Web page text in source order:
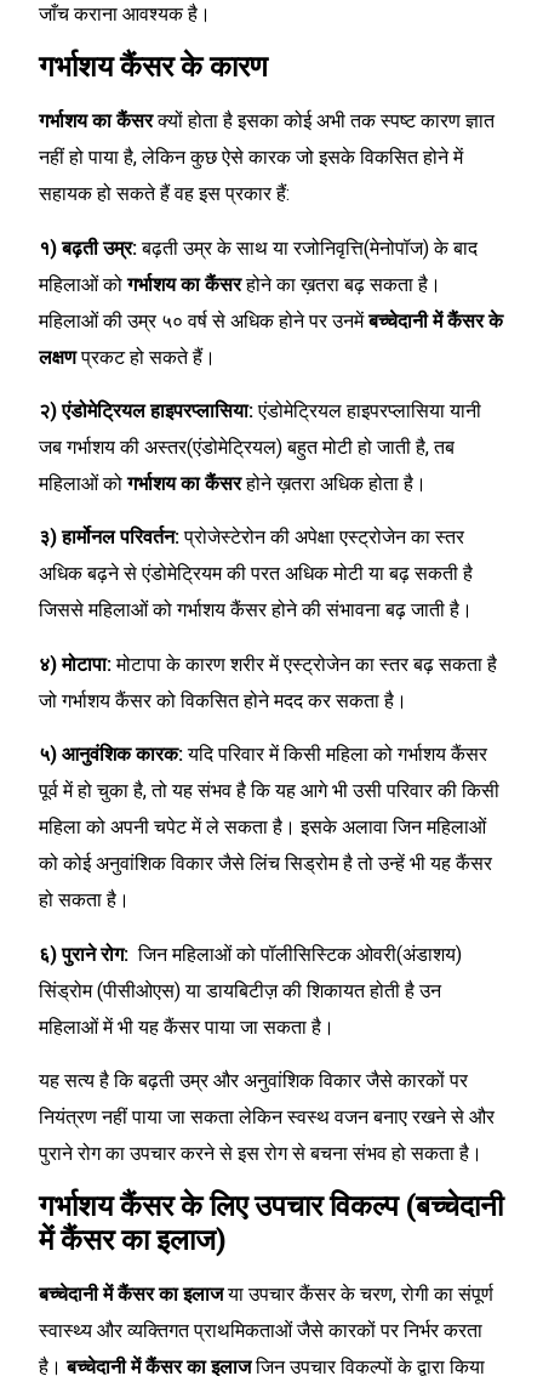
जाँच कराना आवश्यक है।
गर्भाशय कैंसर के कारण
गर्भाशय का कैंसरक्यों होता है इसका कोई अभी तक स्पष्ट कारण ज्ञात
नहीं हो पाया है, लेकिन कुछ ऐसे कारक जो इसके विकसित होने में
सहायक हो सकते हैं वह इस प्रकार हैं:
१) बढ़ती उम्र:बढ़ती उम्र के साथ या रजोनिवृत्ति(मेनोपॉज) के बाद
महिलाओं कोगर्भाशय का कैंसरहोने का ख़तरा बढ़ सकता है।
महिलाओं की उम्र ५० वर्ष से अधिक होने पर उनमेंबच्चेदानी में कैंसर के
लक्षणप्रकट हो सकते हैं।
२) एंडोमेट्रियल हाइपरप्लासिया:एंडोमेट्रियल हाइपरप्लासिया यानी
जब गर्भाशय की अस्तर(एंडोमेट्रियल) बहुत मोटी हो जाती है, तब
महिलाओं कोगर्भाशय का कैंसरहोने ख़तरा अधिक होता है।
३) हार्मोनल परिवर्तन:प्रोजेस्टेरोन की अपेक्षा एस्ट्रोजेन का स्तर
अधिक बढ़ने से एंडोमेट्रियम की परत अधिक मोटी या बढ़ सकती है
जिससे महिलाओं को गर्भाशय कैंसर होने की संभावना बढ़ जाती है।
४) मोटापा:मोटापा के कारण शरीर में एस्ट्रोजेन का स्तर बढ़ सकता है
जो गर्भाशय कैंसर को विकसित होने मदद कर सकता है।
५) आनुवंशिक कारक:यदि परिवार में किसी महिला को गर्भाशय कैंसर
पूर्व में हो चुका है, तो यह संभव है कि यह आगे भी उसी परिवार की किसी
महिला को अपनी चपेट में ले सकता है। इसके अलावा जिन महिलाओं
को कोई अनुवांशिक विकार जैसे लिंच सिड्रोम है तो उन्हें भी यह कैंसर
हो सकता है।
६) पुराने रोग:जिन महिलाओं को पॉलीसिस्टिक ओवरी(अंडाशय)
सिंड्रोम (पीसीओएस) या डायबिटीज़ की शिकायत होती है उन
महिलाओं में भी यह कैंसर पाया जा सकता है।
यह सत्य है कि बढ़ती उम्र और अनुवांशिक विकार जैसे कारकों पर
नियंत्रण नहीं पाया जा सकता लेकिन स्वस्थ वजन बनाए रखने से और
पुराने रोग का उपचार करने से इस रोग से बचना संभव हो सकता है।
गर्भाशय कैंसर के लिए उपचार विकल्प (बच्चेदानी
में कैंसर का इलाज)
बच्चेदानी में कैंसर का इलाजया उपचार कैंसर के चरण, रोगी का संपूर्ण
स्वास्थ्य और व्यक्तिगत प्राथमिकताओं जैसे कारकों पर निर्भर करता
है।बच्चेदानी में कैंसर का इलाजजिन उपचार विकल्पों के द्वारा किया